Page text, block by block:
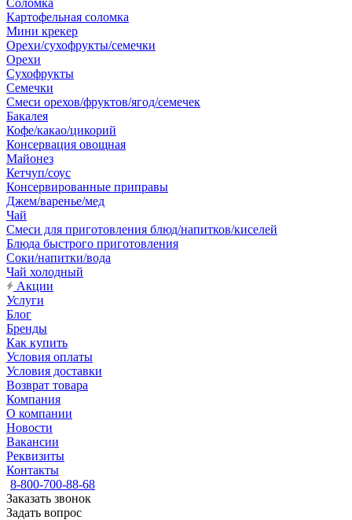
Соломка
Картофельная соломка
Мини крекер
Орехи/сухофрукты/семечки
Орехи
Сухофрукты
Семечки
Смеси орехов/фруктов/ягод/семечек
Бакалея
Кофе/какао/цикорий
Консервация овощная
Майонез
Кетчуп/соус
Консервированные приправы
Джем/варенье/мед
Чай
Смеси для приготовления блюд/напитков/киселей
Блюда быстрого приготовления
Соки/напитки/вода
Чай холодный
Акции
Услуги
Блог
Бренды
Как купить
Условия оплаты
Условия доставки
Возврат товара
Компания
О компании
Новости
Вакансии
Реквизиты
Контакты
8-800-700-88-68
Заказать звонок
Задать вопрос